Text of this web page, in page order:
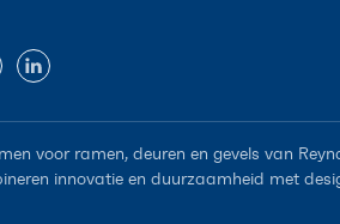
voor ramen, deuren en gevels van
innovatie en duurzaamheid met